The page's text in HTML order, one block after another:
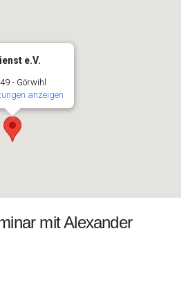
e.V.
- Görwihl
anzeigen
mit Alexander